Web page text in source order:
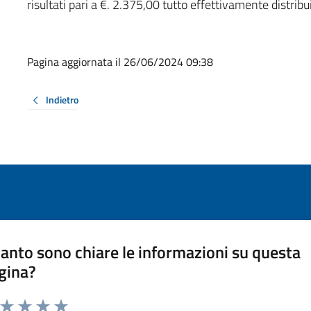
risultati pari a €. 2.375,00 tutto effettivamente
Pagina aggiornata il 26/06/2024 09:38
Indietro
sono chiare le informazioni su questa
da 1 a 5 stelle la pagina